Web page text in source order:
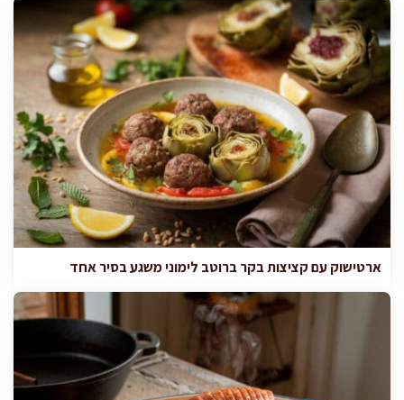
ארטישוק עם קציצות בקר ברוטב לימוני משגע בסיר אחד